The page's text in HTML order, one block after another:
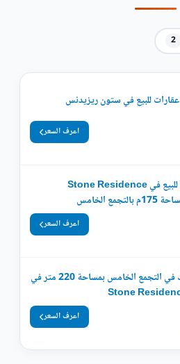
2
اعرف السعر
لمحبى الرقي شقه للبيع في Stone Residence
اعرف السعر
سارع بشراء شقتك في التجمع الخامس بمساحة 220 متر في
Stone
اعرف السعر